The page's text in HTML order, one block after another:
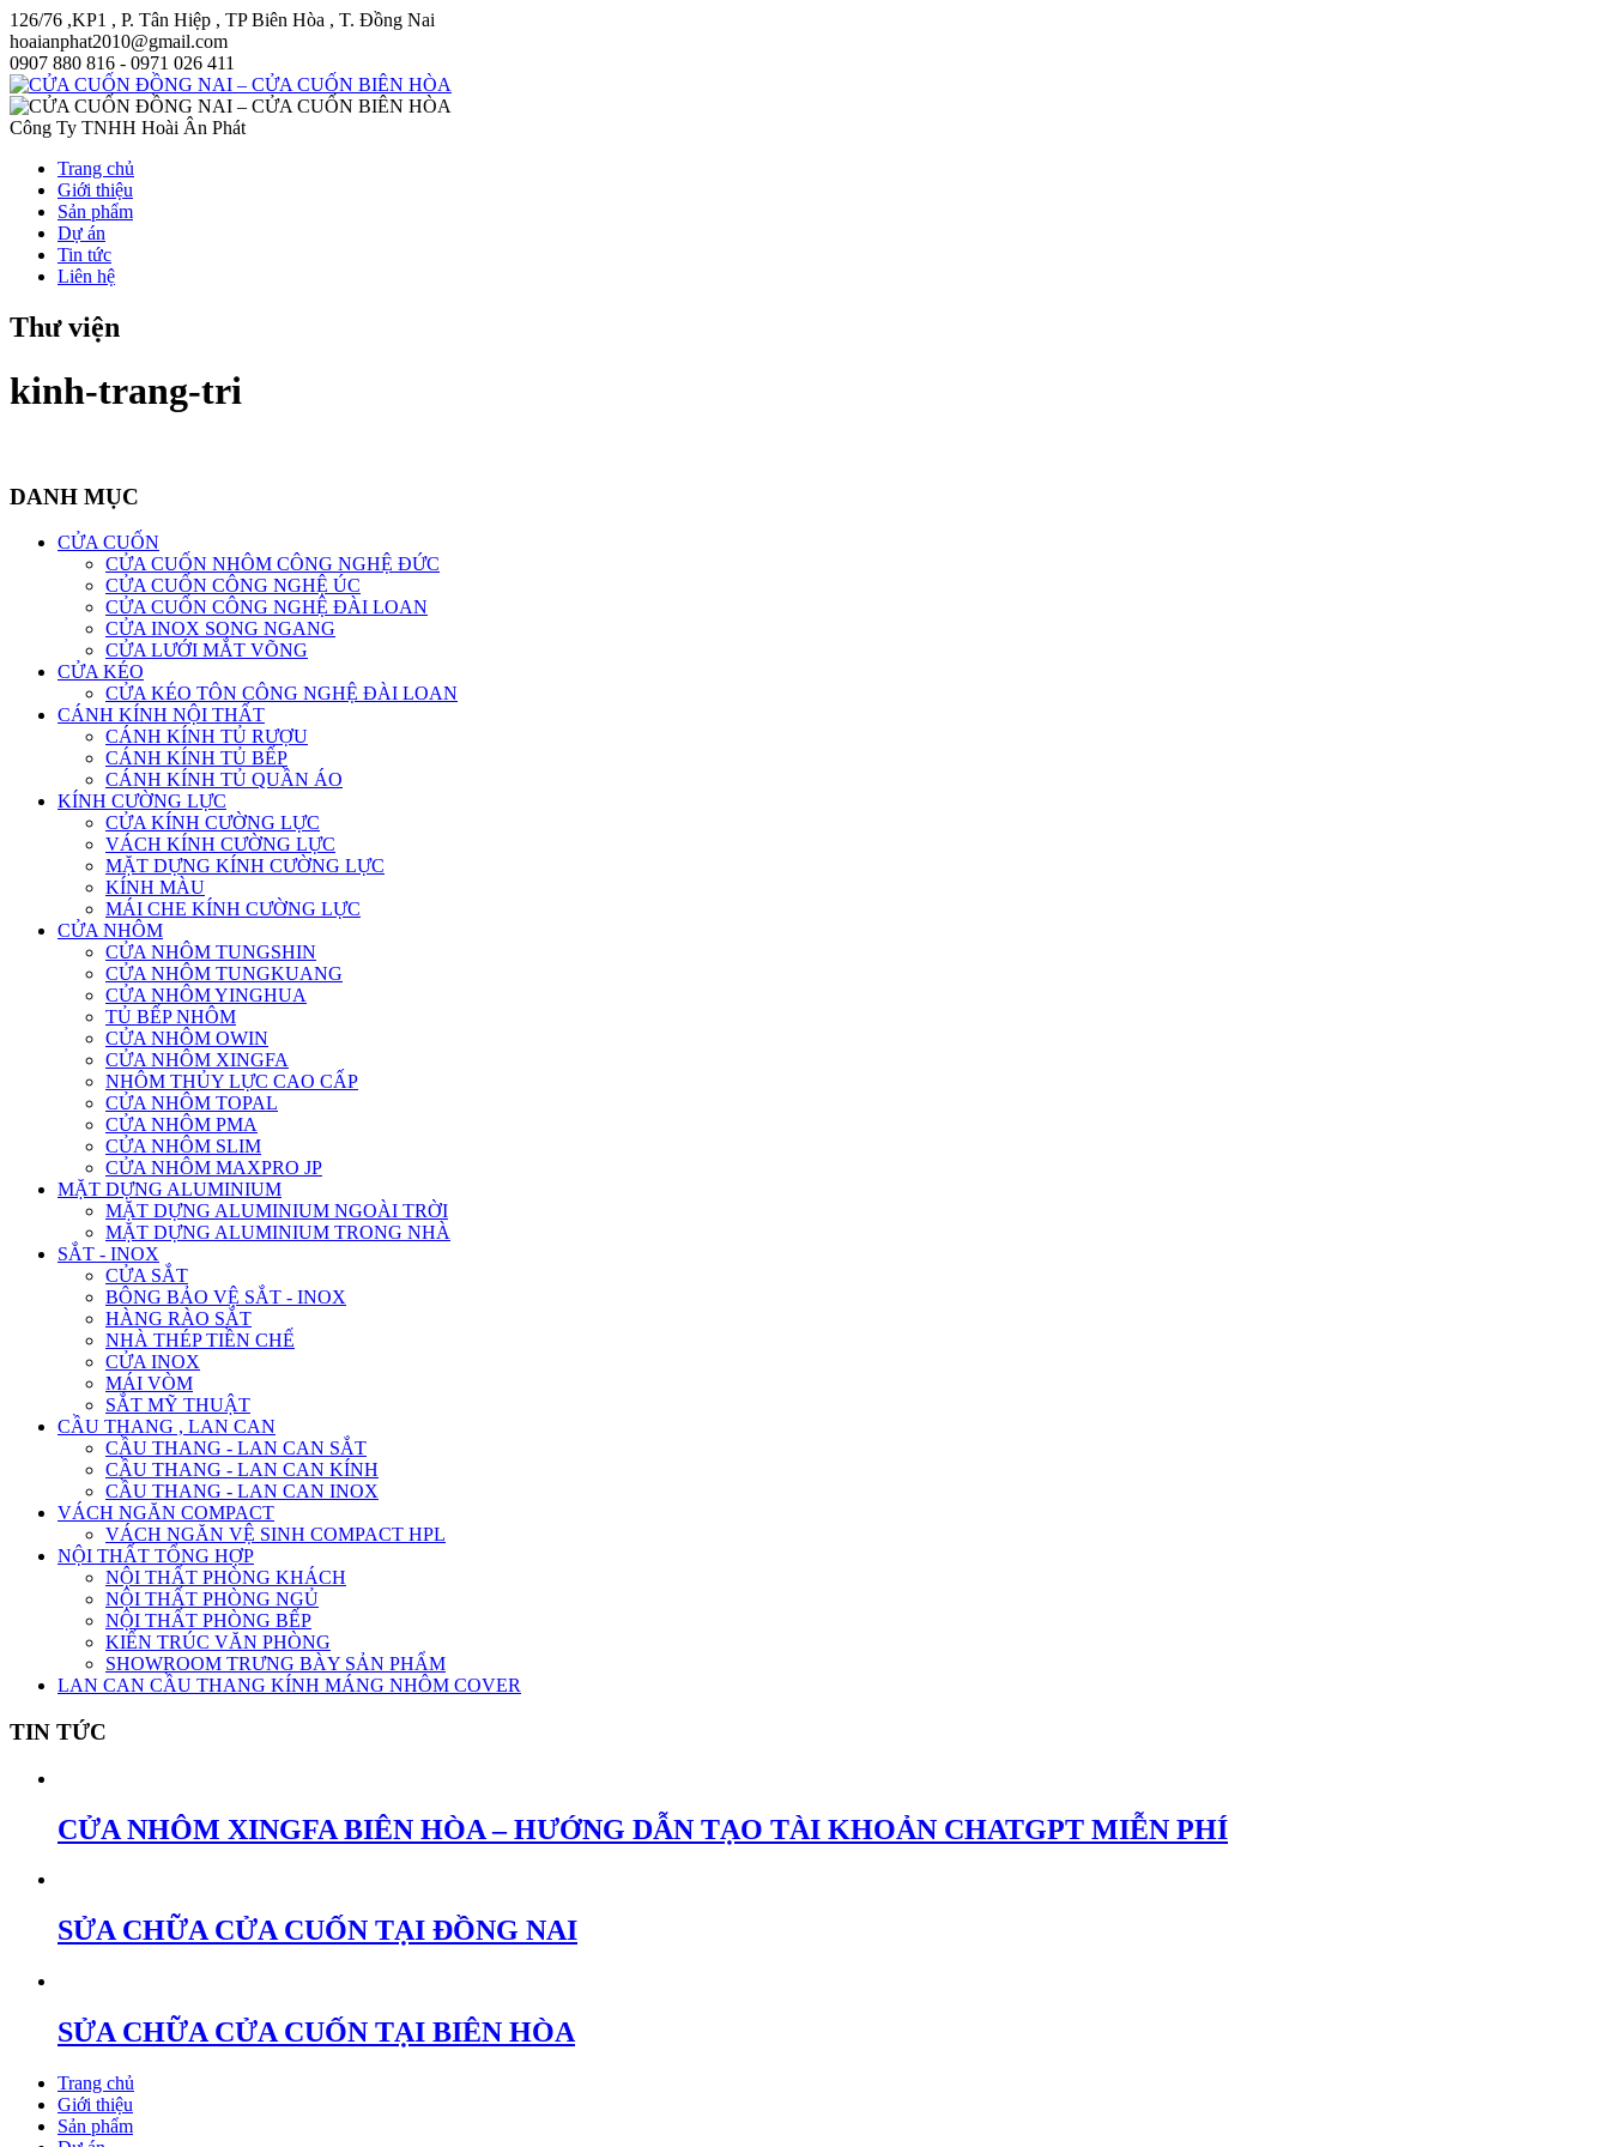
126/76 ,KP1 , P. Tân Hiệp , TP Biên Hòa , T. Đồng Nai
hoaianphat2010@gmail.com
0907 880 816 - 0971 026 411
Công Ty TNHH Hoài Ân Phát
Trang chủ
Giới thiệu
Sản phẩm
Dự án
Tin tức
Liên hệ
Thư viện
kinh-trang-tri
DANH MỤC
CỬA CUỐN
CỬA CUỐN NHÔM CÔNG NGHỆ ĐỨC
CỬA CUỐN CÔNG NGHỆ ÚC
CỬA CUỐN CÔNG NGHỆ ĐÀI LOAN
CỬA INOX SONG NGANG
CỬA LƯỚI MẮT VÕNG
CỬA KÉO
CỬA KÉO TÔN CÔNG NGHỆ ĐÀI LOAN
CÁNH KÍNH NỘI THẤT
CÁNH KÍNH TỦ RƯỢU
CÁNH KÍNH TỦ BẾP
CÁNH KÍNH TỦ QUẦN ÁO
KÍNH CƯỜNG LỰC
CỬA KÍNH CƯỜNG LỰC
VÁCH KÍNH CƯỜNG LỰC
MẶT DỰNG KÍNH CƯỜNG LỰC
KÍNH MÀU
MÁI CHE KÍNH CƯỜNG LỰC
CỬA NHÔM
CỬA NHÔM TUNGSHIN
CỬA NHÔM TUNGKUANG
CỬA NHÔM YINGHUA
TỦ BẾP NHÔM
CỬA NHÔM OWIN
CỬA NHÔM XINGFA
NHÔM THỦY LỰC CAO CẤP
CỬA NHÔM TOPAL
CỬA NHÔM PMA
CỬA NHÔM SLIM
CỬA NHÔM MAXPRO JP
MẶT DỰNG ALUMINIUM
MẶT DỰNG ALUMINIUM NGOÀI TRỜI
MẶT DỰNG ALUMINIUM TRONG NHÀ
SẮT - INOX
CỬA SẮT
BÔNG BẢO VỆ SẮT - INOX
HÀNG RÀO SẮT
NHÀ THÉP TIỀN CHẾ
CỬA INOX
MÁI VÒM
SẮT MỸ THUẬT
CẦU THANG , LAN CAN
CẦU THANG - LAN CAN SẮT
CẦU THANG - LAN CAN KÍNH
CẦU THANG - LAN CAN INOX
VÁCH NGĂN COMPACT
VÁCH NGĂN VỆ SINH COMPACT HPL
NỘI THẤT TỔNG HỢP
NỘI THẤT PHÒNG KHÁCH
NỘI THẤT PHÒNG NGỦ
NỘI THẤT PHÒNG BẾP
KIẾN TRÚC VĂN PHÒNG
SHOWROOM TRƯNG BÀY SẢN PHẨM
LAN CAN CẦU THANG KÍNH MÁNG NHÔM COVER
TIN TỨC
CỬA NHÔM XINGFA BIÊN HÒA – HƯỚNG DẪN TẠO TÀI KHOẢN CHATGPT MIỄN PHÍ
SỬA CHỮA CỬA CUỐN TẠI ĐỒNG NAI
SỬA CHỮA CỬA CUỐN TẠI BIÊN HÒA
Trang chủ
Giới thiệu
Sản phẩm